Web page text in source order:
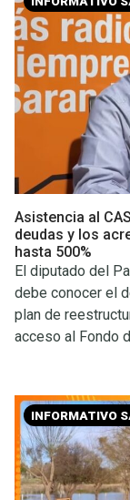
Asistencia al
deudas y los
hasta 500%
El diputado del
debe conocer el
plan de
acceso al Fondo
INFORMATIVO